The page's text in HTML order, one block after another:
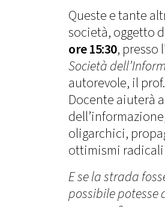
Queste e tante
società, oggetto
ore 15:30, presso
Società
autorevole, il prof.
Docente aiuterà
oligarchici,
ottimismi
E se la strada
possibile potesse